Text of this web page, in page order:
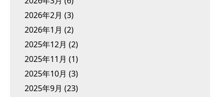
2026年2月 (3)
2026年1月 (2)
2025年12月 (2)
2025年11月 (1)
2025年10月 (3)
2025年9月 (23)